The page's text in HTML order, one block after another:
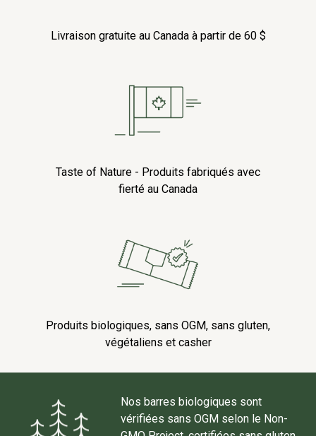
Livraison gratuite au Canada à partir de 60 $
Taste of Nature - Produits fabriqués avec
fierté au Canada
Produits biologiques, sans OGM, sans gluten,
végétaliens et casher
Nos barres biologiques sont
vérifiées sans OGM selon le Non-